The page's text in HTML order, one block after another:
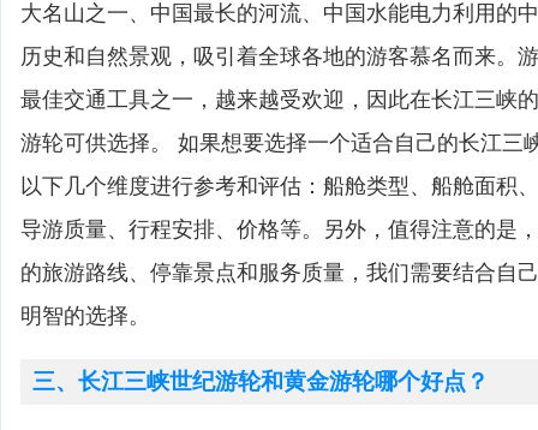
大名山之一、中国最长的河流、中国水能电力利用的
历史和自然景观，吸引着全球各地的游客慕名而来。
最佳交通工具之一，越来越受欢迎，因此在长江三峡
游轮可供选择。 如果想要选择一个适合自己的长江三
以下几个维度进行参考和评估：船舱类型、船舱面积
导游质量、行程安排、价格等。另外，值得注意的是
的旅游路线、停靠景点和服务质量，我们需要结合自
明智的选择。
三、长江三峡世纪游轮和黄金游轮哪个好点？